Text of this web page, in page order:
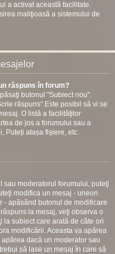
a activat această facilitate.
maliţioasă a sistemului de
răspuns în forum?
butonul "Subiect nou".
răspuns".Este posibil să vi se
O listă a facilităţilor
de jos a forumului sau a
Puteți atașa fișiere, etc.
sau moderatorul forumului, puteţi
modifica un mesaj - uneori
- apăsând butonul de modificare
la mesaj, veţi observa o
la subiect care arată de câte ori
modificării. Aceasta va apărea
dacă un moderator sau
să lase un mesaj în care să